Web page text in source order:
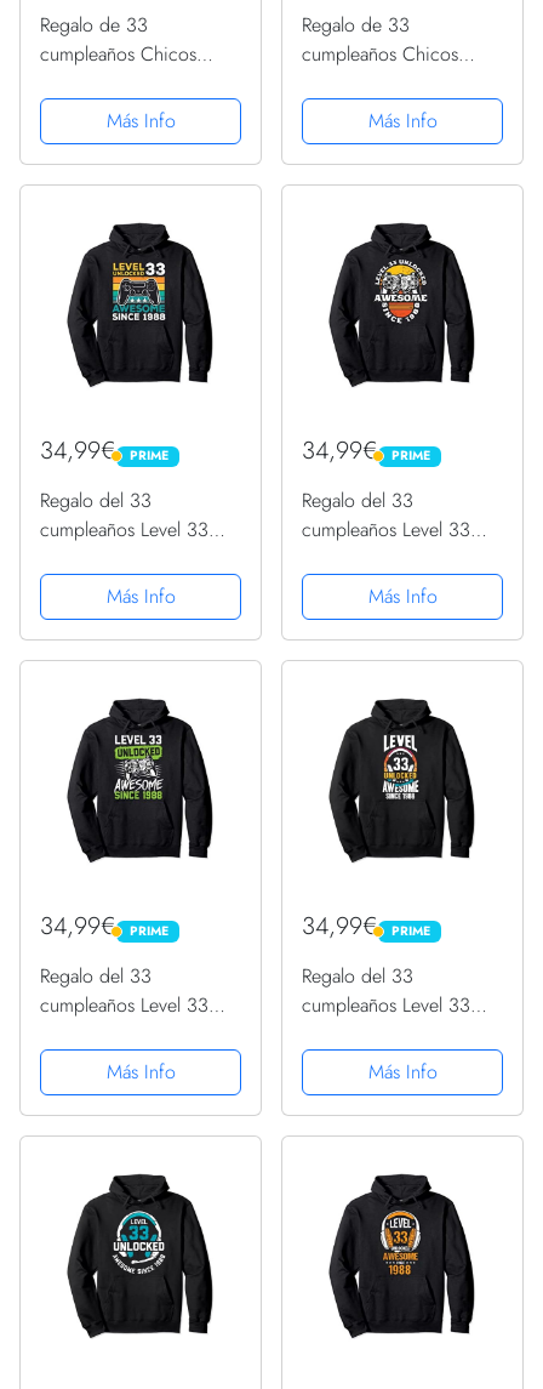
Regalo de 33
cumpleaños Chicos
1988 Sudadera con
Capucha
Más Info
Regalo de 33
cumpleaños Chicos
1988 Sudadera con
Capucha
Más Info
34,99€ PRIME
PRIME
Regalo del 33
cumpleaños Level 33
1988 Sudadera con
Capucha
Más Info
34,99€ PRIME
PRIME
Regalo del 33
cumpleaños Level 33
1988 Sudadera con
Capucha
Más Info
34,99€ PRIME
PRIME
Regalo del 33
cumpleaños Level 33
1988 Sudadera con
Capucha
Más Info
34,99€ PRIME
PRIME
Regalo del 33
cumpleaños Level 33
1988 Sudadera con
Capucha
Más Info